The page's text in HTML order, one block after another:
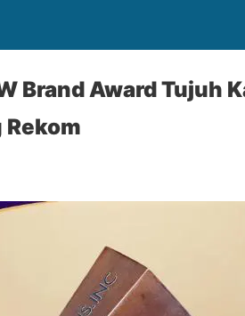
Brand Award Tujuh
Rekom